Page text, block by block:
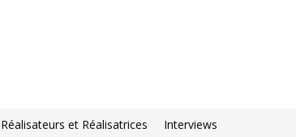
Réalisateurs et Réalisatrices Interviews